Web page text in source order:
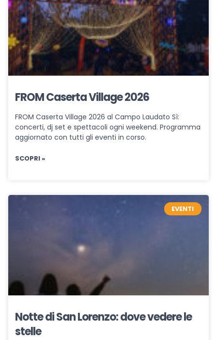
FROM Caserta Village 2026
FROM Caserta Village 2026 al Campo Laudato Sì:
concerti, dj set e spettacoli ogni weekend. Programma
aggiornato con tutti gli eventi in corso.
SCOPRI »
EVENTI
Notte di San Lorenzo: dove vedere le
stelle